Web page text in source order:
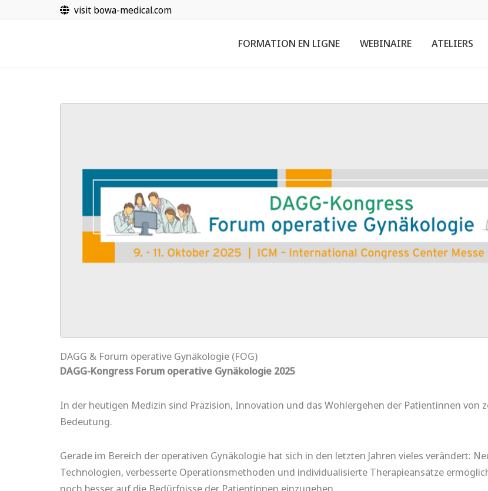
visit bowa-medical.com
FORMATION EN LIGNE WEBINAIRE ATELIERS
DAGG & Forum operative Gynäkologie (FOG)
DAGG-Kongress Forum operative Gynäkologie 2025
In der heutigen Medizin sind Präzision, Innovation und das Wohlergehen der Patientinnen von
Bedeutung.
Gerade im Bereich der operativen Gynäkologie hat sich in den letzten Jahren vieles verändert:
Technologien, verbesserte Operationsmethoden und individualisierte Therapieansätze
noch besser auf die Bedürfnisse der Patientinnen einzugehen.